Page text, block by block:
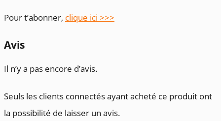
Pour t’abonner, clique ici >>>
Avis
Il n’y a pas encore d’avis.
Seuls les clients connectés ayant acheté ce produit ont
la possibilité de laisser un avis.